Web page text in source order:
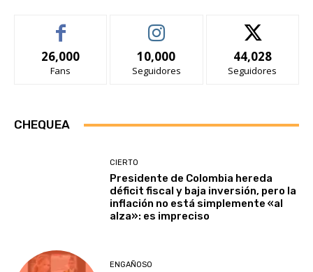
26,000
Fans
10,000
Seguidores
44,028
Seguidores
CHEQUEA
CIERTO
Presidente de Colombia hereda
déficit fiscal y baja inversión, pero la
inflación no está simplemente «al
alza»: es impreciso
ENGAÑOSO